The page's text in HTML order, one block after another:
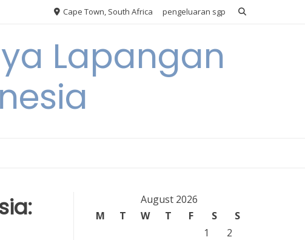
Cape Town, South Africa pengeluaran sgp
Lapangan
August 2026
M
T W T F S
S
1
2